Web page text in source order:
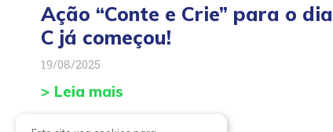
Ação “Conte e Crie” para o dia
C já começou!
19/08/2025
> Leia mais